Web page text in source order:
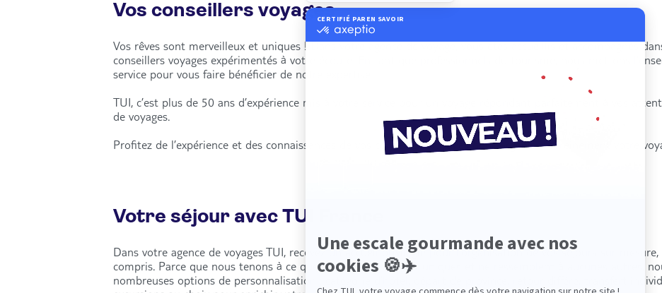
Vos conseillers voyages
Vos rêves sont merveilleux et uniques ! Dans votre agence de voyage, vous êtes accueillis et accompagnés
conseillers voyages expérimentés à votre écoute. En tant que professionnels du tourisme, nous mettons
service pour vous faire bénéficier de notre expertise.
TUI, c’est plus de 50 ans d’expérience mis à votre service pour un voyage répondant parfaitement à vos
de voyages.
Profitez de l’expérience et des connaissances de vos conseillers voyages pour organiser sereinement votre
Votre séjour avec TUI France
Dans votre agence de voyages TUI, recevez un accueil privilégié pour l’organisation de vos séjours sur
compris. Parce que nous tenons à ce que vos vacances soient uniques et ne ressemblent à aucunes autres,
nombreuses options de personnalisation : catégorie d’hôtel, départ de province, retour différé, transfert